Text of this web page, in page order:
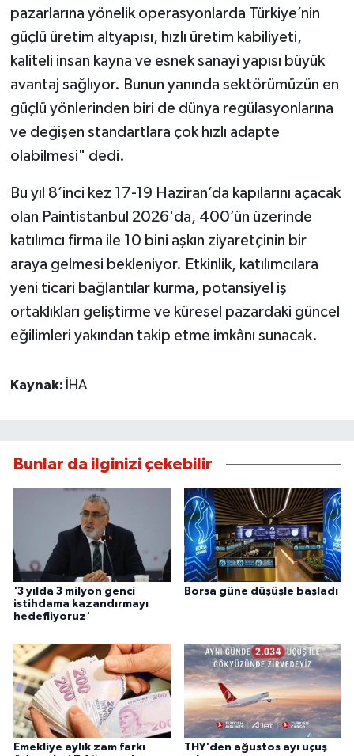
pazarlarına yönelik operasyonlarda Türkiye’nin
güçlü üretim altyapısı, hızlı üretim kabiliyeti,
kaliteli insan kayna ve esnek sanayi yapısı büyük
avantaj sağlıyor. Bunun yanında sektörümüzün en
güçlü yönlerinden biri de dünya regülasyonlarına
ve değişen standartlara çok hızlı adapte
olabilmesi" dedi.
Bu yıl 8’inci kez 17-19 Haziran’da kapılarını açacak
olan Paintistanbul 2026'da, 400’ün üzerinde
katılımcı firma ile 10 bini aşkın ziyaretçinin bir
araya gelmesi bekleniyor. Etkinlik, katılımcılara
yeni ticari bağlantılar kurma, potansiyel iş
ortaklıkları geliştirme ve küresel pazardaki güncel
eğilimleri yakından takip etme imkânı sunacak.
Kaynak: İHA
Bunlar da ilginizi çekebilir
'3 yılda 3 milyon genci
istihdama kazandırmayı
hedefliyoruz'
Borsa güne düşüşle başladı
Emekliye aylık zam farkı
THY'den ağustos ayı uçuş